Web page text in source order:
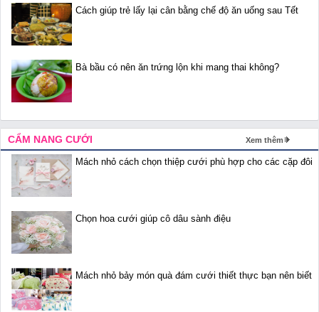
Cách giúp trẻ lấy lại cân bằng chế độ ăn uống sau Tết
Bà bầu có nên ăn trứng lộn khi mang thai không?
CẨM NANG CƯỚI Xem thêm
Mách nhỏ cách chọn thiệp cưới phù hợp cho các cặp đôi
Chọn hoa cưới giúp cô dâu sành điệu
Mách nhỏ bảy món quà đám cưới thiết thực bạn nên biết